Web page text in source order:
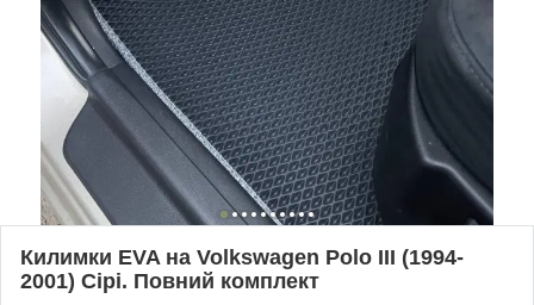
Килимки EVA на Volkswagen Polo III (1994-
2001) Сірі. Повний комплект